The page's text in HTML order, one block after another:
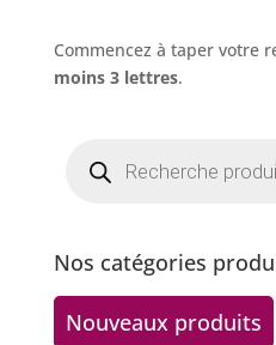
Commencez à taper votre
moins 3 lettres.
produits
Nos catégories
Nouveaux produits